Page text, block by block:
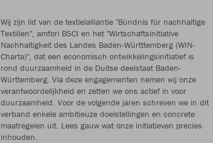
Wij zijn lid van de textielalliantie "Bündnis für nachhaltige
Textilien", amfori BSCI en het "Wirtschaftsinitiative
Nachhaltigkeit des Landes Baden-Württtemberg (WIN-
Charta)", dat een economisch ontwikkelingsinitiatief is
rond duurzaamheid in de Duitse deelstaat Baden-
Württemberg. Via deze engagementen nemen wij onze
verantwoordelijkheid en zetten we ons actief in voor
duurzaamheid. Voor de volgende jaren schreven we in dit
verband enkele ambitieuze doelstellingen en concrete
maatregelen uit. Lees gauw wat onze initiatieven precies
inhouden.